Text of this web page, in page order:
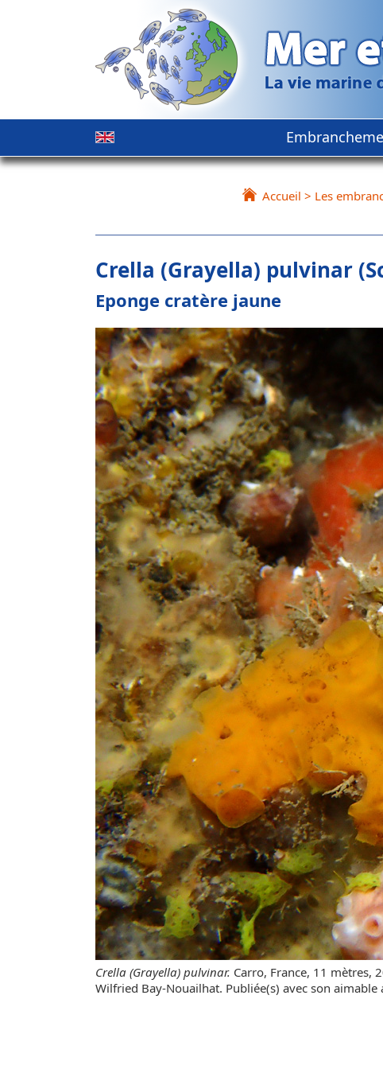
Accueil > Les
Crella (Grayella) pulvinar
Eponge cratère jaune
Crella (Grayella) pulvinar. Carro, France, 11 mètres,
Wilfried Bay-Nouailhat. Publiée(s) avec son aimable